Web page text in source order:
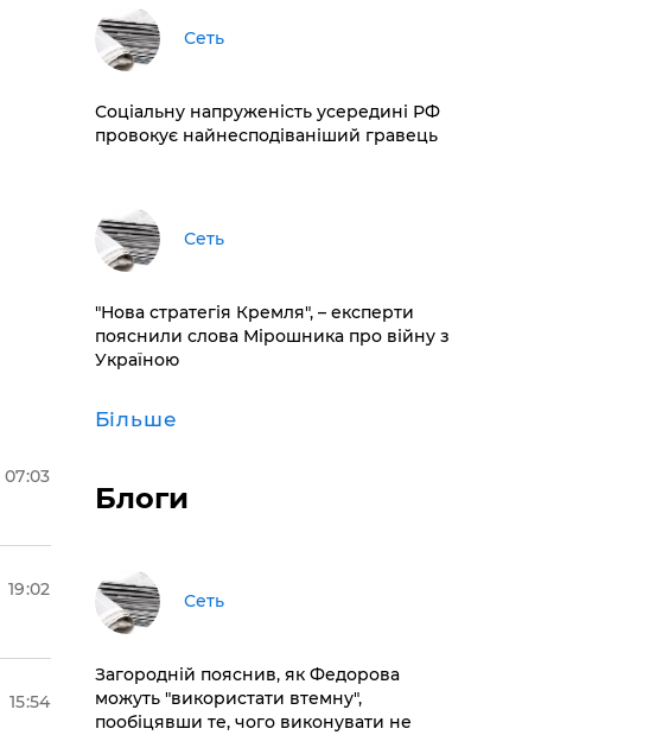
07:03
19:02
15:54
Сеть
Соціальну напруженість усередині РФ
провокує найнесподіваніший гравець
Сеть
"Нова стратегія Кремля", – експерти
пояснили слова Мірошника про війну з
Україною
Більше
Блоги
Сеть
Загородній пояснив, як Федорова
можуть "використати втемну",
пообіцявши те, чого виконувати не